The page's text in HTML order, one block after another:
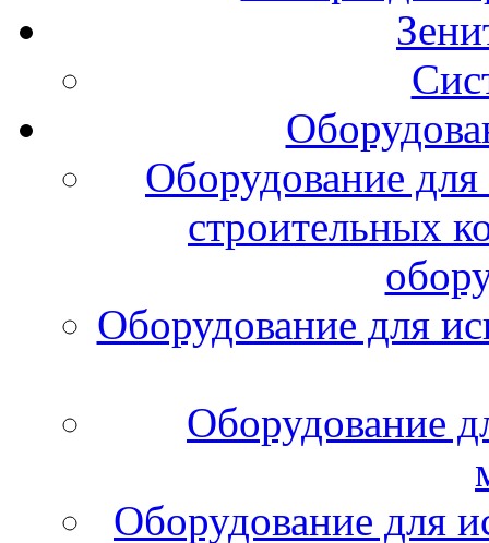
Оборудование
строительных
Оборудование для
Оборудование
Оборудование для